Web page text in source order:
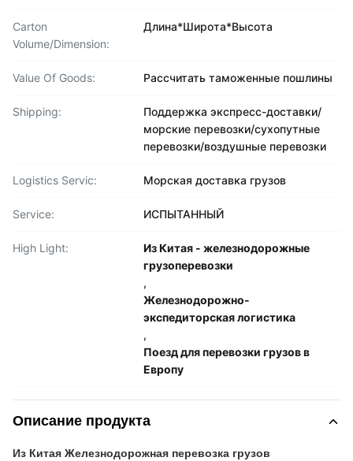
Carton
Volume/Dimension:
Длина*Широта*Высота
Value Of Goods: Рассчитать таможенные пошлины
Shipping:
Поддержка экспресс-доставки/
морские перевозки/сухопутные
перевозки/воздушные перевозки
Logistics Servic: Морская доставка грузов
Service: ИСПЫТАННЫЙ
High Light:
Из Китая - железнодорожные
грузоперевозки
,
Железнодорожно-
экспедиторская логистика
,
Поезд для перевозки грузов в
Европу
Описание продукта
Из Китая Железнодорожная перевозка грузов